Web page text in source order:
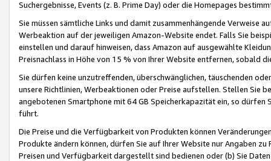
Suchergebnisse, Events (z. B. Prime Day) oder die Homepages
Sie müssen sämtliche Links und damit zusammenhängende
Werbeaktion auf der jeweiligen Amazon-Website endet. Falls Sie
einstellen und darauf hinweisen, dass Amazon auf ausgewählte
Preisnachlass in Höhe von 15 % von Ihrer Website entfernen, sobald
Sie dürfen keine unzutreffenden, überschwänglichen, täuschenden
unsere Richtlinien, Werbeaktionen oder Preise aufstellen. Stellen Sie
angebotenen Smartphone mit 64 GB Speicherkapazität ein, so dürfen
führt.
Die Preise und die Verfügbarkeit von Produkten können
Produkte ändern können, dürfen Sie auf Ihrer Website nur Angaben
Preisen und Verfügbarkeit dargestellt sind bedienen oder (b) Sie